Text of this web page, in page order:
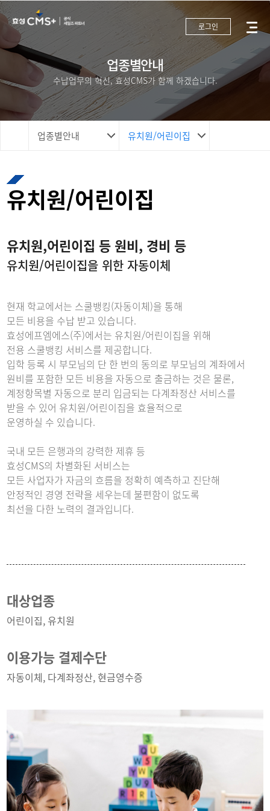
로그인
업종별안내
수납업무의 혁신, 효성CMS가 함께 하겠습니다.
업종별안내 유치원/어린이집
유치원/어린이집
유치원,어린이집 등 원비, 경비 등
유치원/어린이집을 위한 자동이체
현재 학교에서는 스쿨뱅킹(자동이체)을 통해
모든 비용을 수납 받고 있습니다.
효성에프엠에스(주)에서는 유치원/어린이집을 위해
전용 스쿨뱅킹 서비스를 제공합니다.
입학 등록 시 부모님의 단 한 번의 동의로 부모님의 계좌에서
원비를 포함한 모든 비용을 자동으로 출금하는 것은 물론,
계정항목별 자동으로 분리 입금되는 다계좌정산 서비스를
받을 수 있어 유치원/어린이집을 효율적으로
운영하실 수 있습니다.
국내 모든 은행과의 강력한 제휴 등
효성CMS의 차별화된 서비스는
모든 사업자가 자금의 흐름을 정확히 예측하고 진단해
안정적인 경영 전략을 세우는데 불편함이 없도록
최선을 다한 노력의 결과입니다.
대상업종
어린이집, 유치원
이용가능 결제수단
자동이체, 다계좌정산, 현금영수증